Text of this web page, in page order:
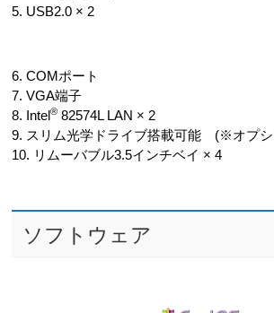
5. USB2.0 × 2
6. COMポート
7. VGA端子
8. Intel® 82574L LAN × 2
9. スリム光学ドライブ搭載可能 (※オプシ
10. リムーバブル3.5インチベイ × 4
ソフトウェア